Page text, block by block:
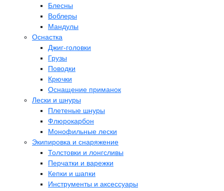
Блесны
Воблеры
Мандулы
Оснастка
Джиг-головки
Грузы
Поводки
Крючки
Оснащение приманок
Лески и шнуры
Плетеные шнуры
Флюрокарбон
Монофильные лески
Экипировка и снаряжение
Толстовки и лонгсливы
Перчатки и варежки
Кепки и шапки
Инструменты и аксессуары